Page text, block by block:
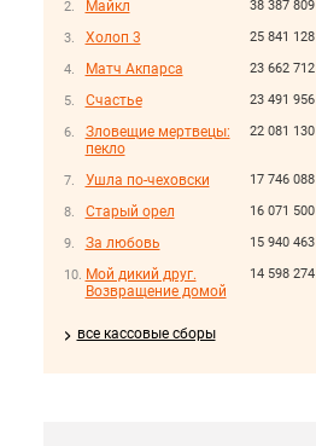
38 387 809
Майкл
25 841 128
Холоп 3
23 662 712
Матч Акпарса
23 491 956
Счастье
22 081 130
Зловещие мертвецы:
пекло
17 746 088
Ушла по-чеховски
16 071 500
Старый орел
15 940 463
За любовь
14 598 274
Мой дикий друг.
Возвращение домой
все кассовые сборы